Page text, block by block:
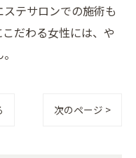
テサロンでの施術も
だわる女性には、や
次のページ >